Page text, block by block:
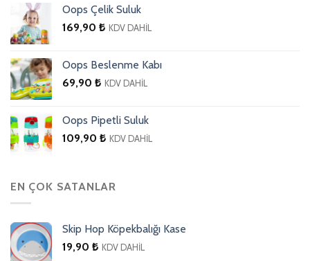
Oops Çelik Suluk
169,90 ₺ KDV DAHİL
Oops Beslenme Kabı
69,90 ₺ KDV DAHİL
Oops Pipetli Suluk
109,90 ₺ KDV DAHİL
EN ÇOK SATANLAR
Skip Hop Köpekbalığı Kase
19,90 ₺ KDV DAHİL